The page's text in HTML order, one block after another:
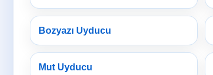
Bozyazı Uyducu
Mut Uyducu